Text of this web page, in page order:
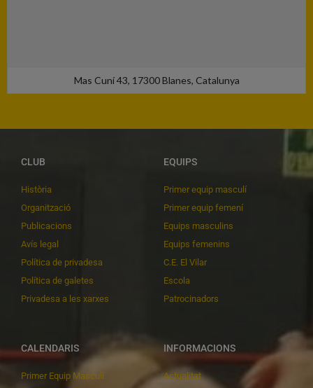
Mas Cuní 43, 17300 Blanes, Catalunya
CLUB
Història
Organització
Publicacions
Avís legal
Política de privadesa
Política de galetes
Privadesa a les xarxes
EQUIPS
Primer equip masculí
Primer equip femení
Equips masculins
Equips femenins
C.E. El Vilar
Escola
Patrocinadors
CALENDARIS
Primer Equip Masculí
INFORMACIONS
Actualitat